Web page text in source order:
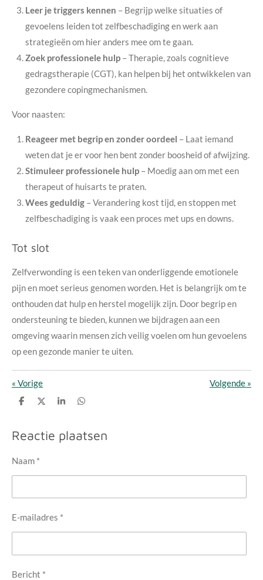
Leer je triggers kennen – Begrijp welke situaties of
gevoelens leiden tot zelfbeschadiging en werk aan
strategieën om hier anders mee om te gaan.
Zoek professionele hulp– Therapie, zoals cognitieve
gedragstherapie (CGT), kan helpen bij het ontwikkelen van
gezondere copingmechanismen.
Voor naasten:
Reageer met begrip en zonder oordeel – Laat iemand
weten dat je er voor hen bent zonder boosheid of afwijzing.
Stimuleer professionele hulp– Moedig aan om met een
therapeut of huisarts te praten.
Wees geduldig– Verandering kost tijd, en stoppen met
zelfbeschadiging is vaak een proces met ups en downs.
Tot slot
Zelfverwonding is een teken van onderliggende emotionele
pijn en moet serieus genomen worden. Het is belangrijk om te
onthouden dat hulp en herstel mogelijk zijn. Door begrip en
ondersteuning te bieden, kunnen we bijdragen aan een
omgeving waarin mensen zich veilig voelen om hun gevoelens
op een gezonde manier te uiten.
« Vorige Volgende »
D
n
D
l
S
e
D
e
n
Reactie plaatsen
Naam *
E-mailadres *
Bericht *